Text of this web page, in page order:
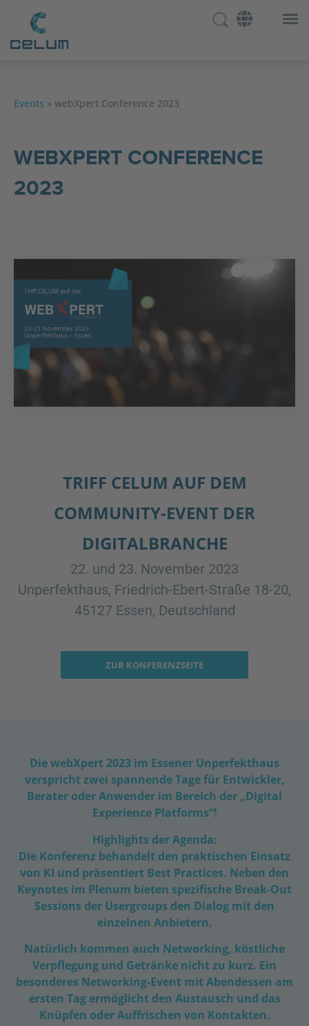
Events » webXpert Conference 2023
WEBXPERT CONFERENCE
2023
TRIFF CELUM AUF DEM
COMMUNITY-EVENT DER
DIGITALBRANCHE
22. und 23. November 2023
Unperfekthaus, Friedrich-Ebert-Straße 18-20,
45127 Essen, Deutschland
ZUR KONFERENZSEITE
Die webXpert 2023 im Essener Unperfekthaus
verspricht zwei spannende Tage für Entwickler,
Berater oder Anwender im Bereich der „Digital
Experience Platforms“!
Highlights der Agenda:
Die Konferenz behandelt den praktischen Einsatz
von KI und präsentiert Best Practices. Neben den
Keynotes im Plenum bieten spezifische Break-Out
Sessions der Usergroups den Dialog mit den
einzelnen Anbietern.
Natürlich kommen auch Networking, köstliche
Verpflegung und Getränke nicht zu kurz. Ein
besonderes Networking-Event mit Abendessen am
ersten Tag ermöglicht den Austausch und das
Knüpfen oder Auffrischen von Kontakten.